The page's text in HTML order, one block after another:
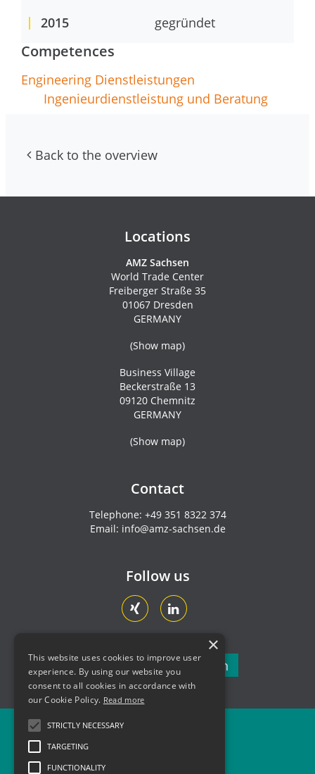
2015 gegründet
Competences
Engineering Dienstleistungen
Ingenieurdienstleistung und Beratung
Back to the overview
Locations
AMZ Sachsen
World Trade Center
Freiberger Straße 35
01067 Dresden
GERMANY
(Show map)
Business Village
Beckerstraße 13
09120 Chemnitz
GERMANY
(Show map)
Contact
Telephone: +49 351 8322 374
Email: info@amz-sachsen.de
Follow us
Newsletter subscription
×
This website uses cookies to improve user
experience. By using our website you
consent to all cookies in accordance with
our Cookie Policy. Read more
STRICTLY NECESSARY
TARGETING
FUNCTIONALITY